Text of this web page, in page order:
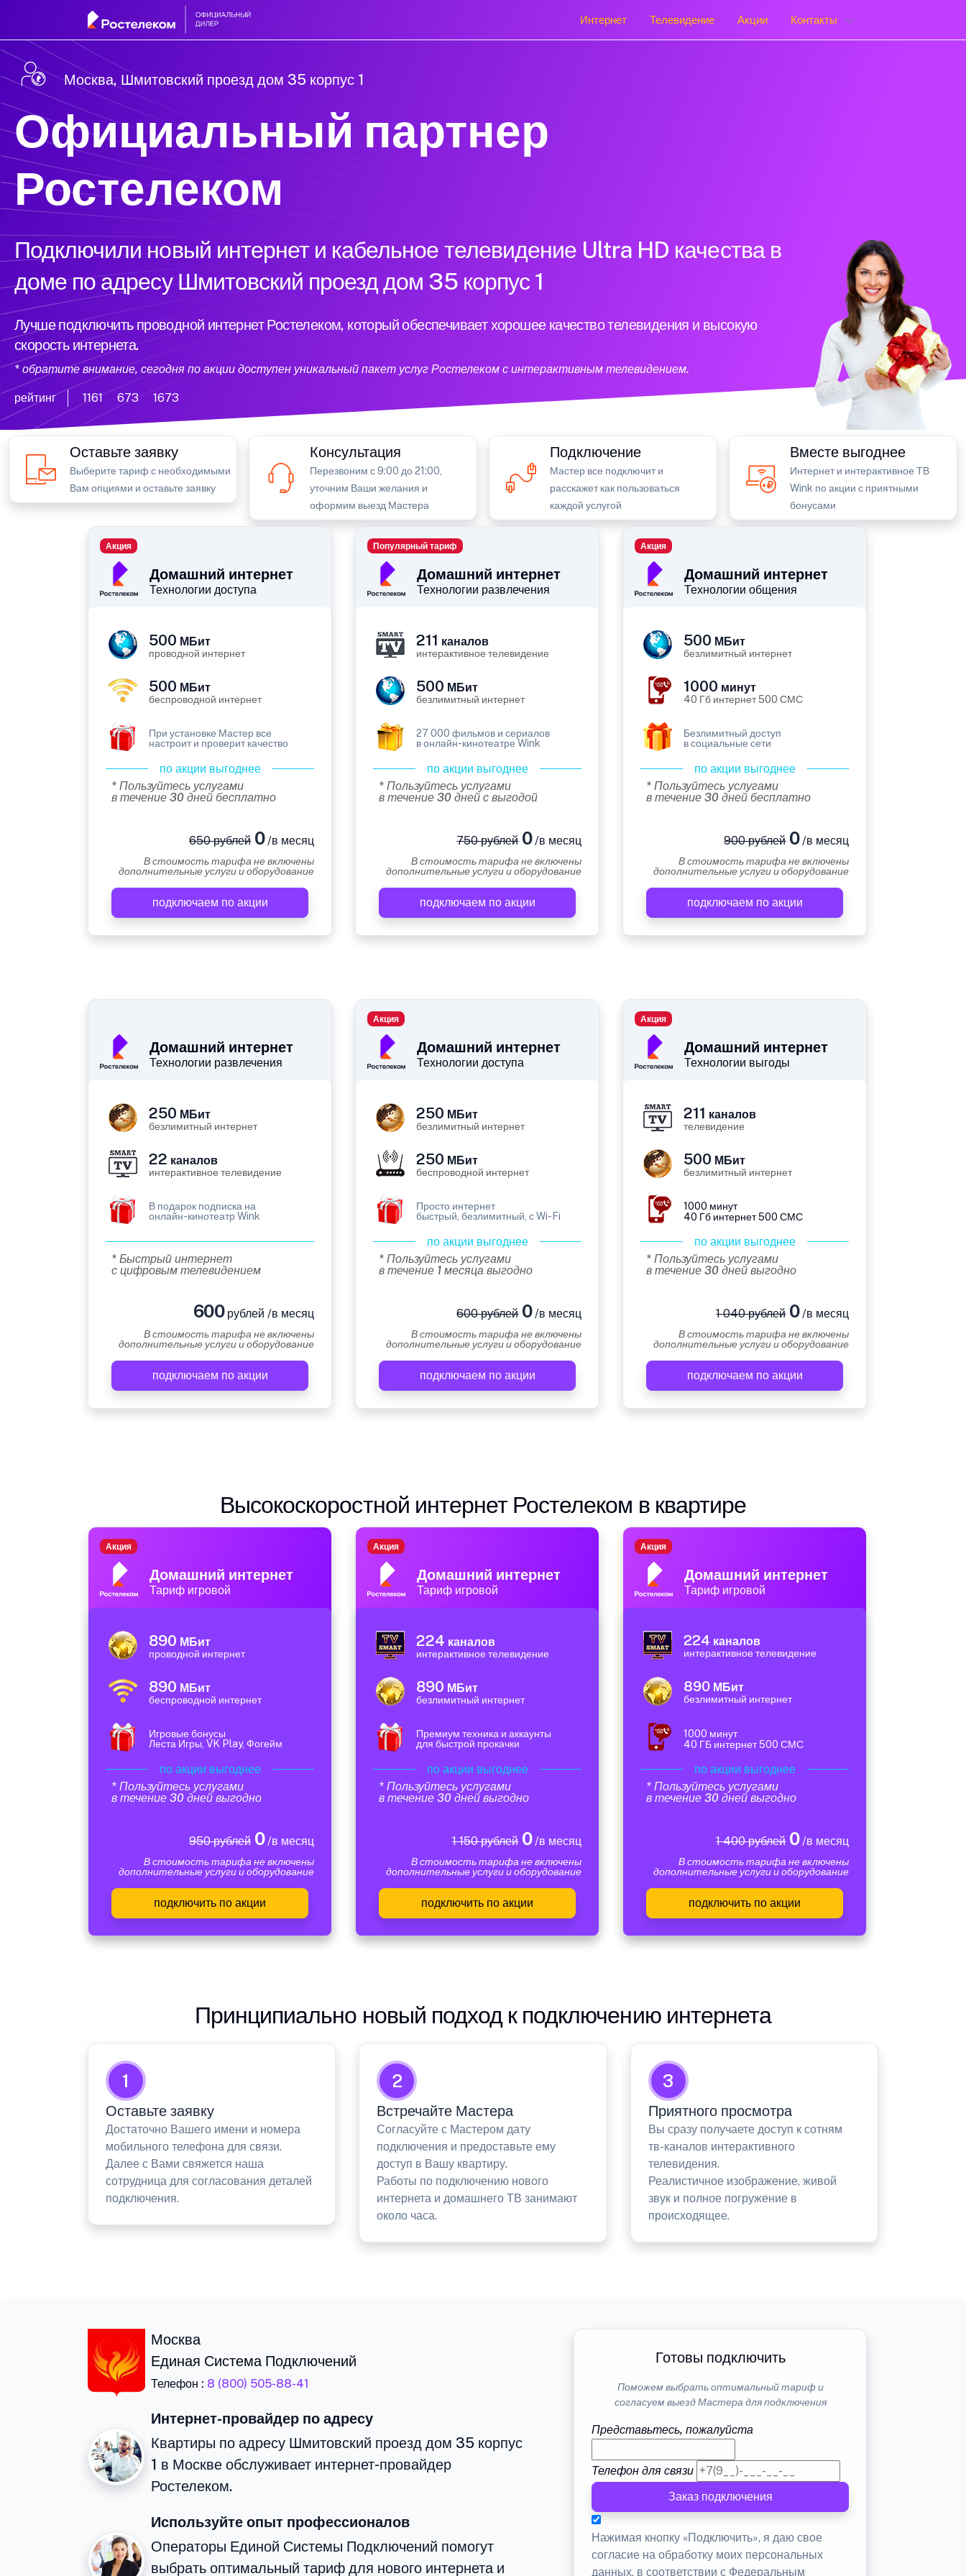
Интернет Телевидение Акции Контакты
Москва, Шмитовский проезд дом 35 корпус 1
Официальный партнер
Ростелеком
Подключили новый интернет и кабельное телевидение Ultra HD качества в
доме по адресу Шмитовский проезд дом 35 корпус 1
Лучше подключить проводной интернет Ростелеком, который обеспечивает хорошее качество телевидения и высокую
скорость интернета.
* обратите внимание, сегодня по акции доступен уникальный пакет услуг Ростелеком с интерактивным телевидением.
рейтинг 1161 673 1673
Оставьте заявку
Выберите тариф с необходимыми
Вам опциями и оставьте заявку
Консультация
Перезвоним с 9:00 до 21:00,
уточним Ваши желания и
оформим выезд Мастера
Подключение
Мастер все подключит и
расскажет как пользоваться
каждой услугой
Вместе выгоднее
Интернет и интерактивное ТВ
Wink по акции с приятными
бонусами
Домашний интернет
Технологии доступа
Акция
500 МБит
проводной интернет
500 МБит
беспроводной интернет
При установке Мастер все
настроит и проверит качество
по акции выгоднее
* Пользуйтесь услугами
в течение 30 дней бесплатно
650 рублей0/в месяц
В стоимость тарифа не включены
дополнительные услуги и оборудование
подключаем по акции
Домашний интернет
Технологии развлечения
Популярный тариф
211 каналов
интерактивное телевидение
500 МБит
безлимитный интернет
27 000 фильмов и сериалов
в онлайн-кинотеатре Wink
по акции выгоднее
* Пользуйтесь услугами
в течение 30 дней с выгодой
750 рублей0/в месяц
В стоимость тарифа не включены
дополнительные услуги и оборудование
подключаем по акции
Домашний интернет
Технологии общения
Акция
500 МБит
безлимитный интернет
1000 минут
40 Гб интернет 500 СМС
Безлимитный доступ
в социальные сети
по акции выгоднее
* Пользуйтесь услугами
в течение 30 дней бесплатно
900 рублей0/в месяц
В стоимость тарифа не включены
дополнительные услуги и оборудование
подключаем по акции
Домашний интернет
Технологии развлечения
250 МБит
безлимитный интернет
22 каналов
интерактивное телевидение
В подарок подписка на
онлайн-кинотеатр Wink
* Быстрый интернет
с цифровым телевидением
600рублей /в месяц
В стоимость тарифа не включены
дополнительные услуги и оборудование
подключаем по акции
Домашний интернет
Технологии доступа
Акция
250 МБит
безлимитный интернет
250 МБит
беспроводной интернет
Просто интернет
быстрый, безлимитный, с Wi-Fi
по акции выгоднее
* Пользуйтесь услугами
в течение 1 месяца выгодно
600 рублей0/в месяц
В стоимость тарифа не включены
дополнительные услуги и оборудование
подключаем по акции
Домашний интернет
Технологии выгоды
Акция
211 каналов
телевидение
500 МБит
безлимитный интернет
1000 минут
40 Гб интернет 500 СМС
по акции выгоднее
* Пользуйтесь услугами
в течение 30 дней выгодно
1 040 рублей0/в месяц
В стоимость тарифа не включены
дополнительные услуги и оборудование
подключаем по акции
Высокоскоростной интернет Ростелеком в квартире
Домашний интернет
Тариф игровой
Акция
890 МБит
проводной интернет
890 МБит
беспроводной интернет
Игровые бонусы
Леста Игры, VK Play, Фогейм
по акции выгоднее
* Пользуйтесь услугами
в течение 30 дней выгодно
950 рублей0/в месяц
В стоимость тарифа не включены
дополнительные услуги и оборудование
подключить по акции
Домашний интернет
Тариф игровой
Акция
224 каналов
интерактивное телевидение
890 МБит
безлимитный интернет
Премиум техника и аккаунты
для быстрой прокачки
по акции выгоднее
* Пользуйтесь услугами
в течение 30 дней выгодно
1 150 рублей0/в месяц
В стоимость тарифа не включены
дополнительные услуги и оборудование
подключить по акции
Домашний интернет
Тариф игровой
Акция
224 каналов
интерактивное телевидение
890 МБит
безлимитный интернет
1000 минут
40 ГБ интернет 500 СМС
по акции выгоднее
* Пользуйтесь услугами
в течение 30 дней выгодно
1 400 рублей0/в месяц
В стоимость тарифа не включены
дополнительные услуги и оборудование
подключить по акции
Принципиально новый подход к подключению интернета
1
Оставьте заявку
Достаточно Вашего имени и номера
мобильного телефона для связи.
Далее с Вами свяжется наша
сотрудница для согласования деталей
подключения.
2
Встречайте Мастера
Согласуйте с Мастером дату
подключения и предоставьте ему
доступ в Вашу квартиру.
Работы по подключению нового
интернета и домашнего ТВ занимают
около часа.
3
Приятного просмотра
Вы сразу получаете доступ к сотням
тв-каналов интерактивного
телевидения.
Реалистичное изображение, живой
звук и полное погружение в
происходящее.
Москва
Единая Система Подключений
Телефон : 8 (800) 505-88-41
Интернет-провайдер по адресу
Квартиры по адресу Шмитовский проезд дом 35 корпус
1 в Москве обслуживает интернет-провайдер
Ростелеком.
Используйте опыт профессионалов
Операторы Единой Системы Подключений помогут
выбрать оптимальный тариф для нового интернета и
Готовы подключить
Поможем выбрать оптимальный тариф и
согласуем выезд Мастера для подключения
Представьтесь, пожалуйста
Телефон для связи
Заказ подключения
Нажимая кнопку «Подключить», я даю свое
согласие на обработку моих персональных
данных, в соответствии с Федеральным